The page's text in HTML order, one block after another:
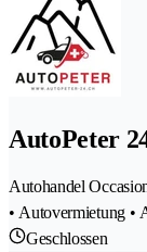
AutoPeter
Autohandel
• Autovermietung •
Geschlossen